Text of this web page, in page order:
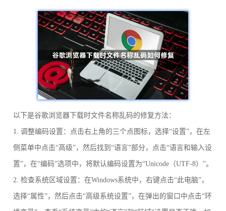
以下是谷歌浏览器下载时文件名称乱码的修复方法：
1. 调整编码设置：点击右上角的三个点图标，选择“设置”，在左
侧菜单中点击“高级”，然后找到“语言”部分，点击“语言和输入设
置”，在“编码”选项中，将默认编码设置为“Unicode（UTF-8）”。
2. 检查系统区域设置：在Windows系统中，右键点击“此电脑”，
选择“属性”，然后点击“高级系统设置”，在弹出的窗口中点击“环